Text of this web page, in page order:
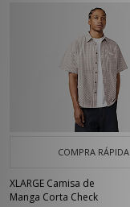
COMPRA RÁPIDA
XLARGE Camisa de
Manga Corta Check